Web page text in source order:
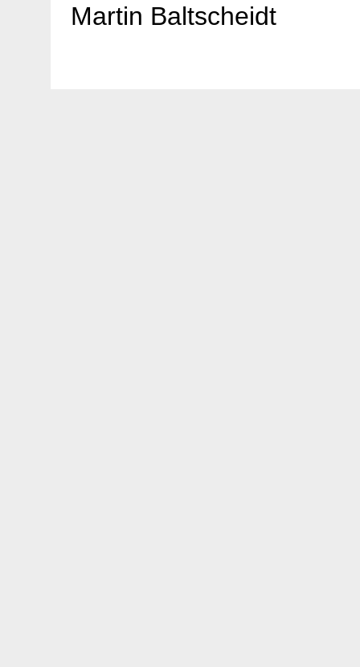
Martin Baltscheidt